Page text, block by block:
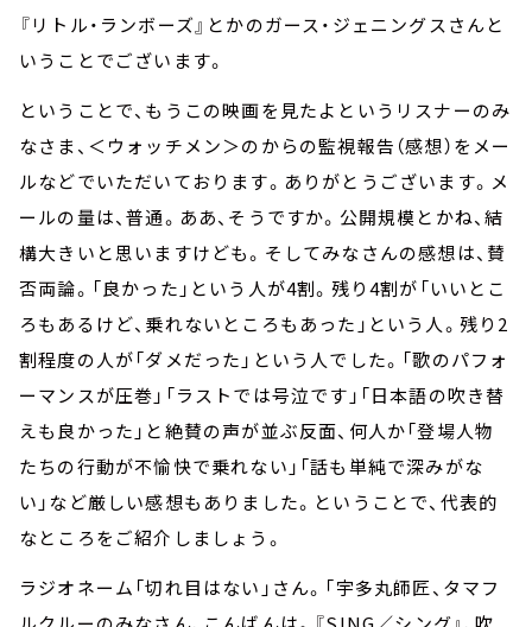
『リトル・ランボーズ』とかのガース・ジェニングスさんと
いうことでございます。
ということで、もうこの映画を見たよというリスナーのみ
なさま、＜ウォッチメン＞のからの監視報告（感想）をメー
ルなどでいただいております。ありがとうございます。メ
ールの量は、普通。ああ、そうですか。公開規模とかね、結
構大きいと思いますけども。そしてみなさんの感想は、賛
否両論。「良かった」という人が4割。残り4割が「いいとこ
ろもあるけど、乗れないところもあった」という人。残り2
割程度の人が「ダメだった」という人でした。「歌のパフォ
ーマンスが圧巻」「ラストでは号泣です」「日本語の吹き替
えも良かった」と絶賛の声が並ぶ反面、何人か「登場人物
たちの行動が不愉快で乗れない」「話も単純で深みがな
い」など厳しい感想もありました。ということで、代表的
なところをご紹介しましょう。
ラジオネーム「切れ目はない」さん。「宇多丸師匠、タマフ